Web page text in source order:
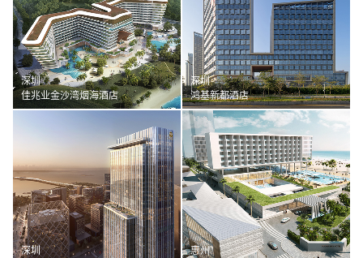
深圳
佳兆业金沙湾烟海酒店
深圳
鸿基新都酒店
深圳
惠州